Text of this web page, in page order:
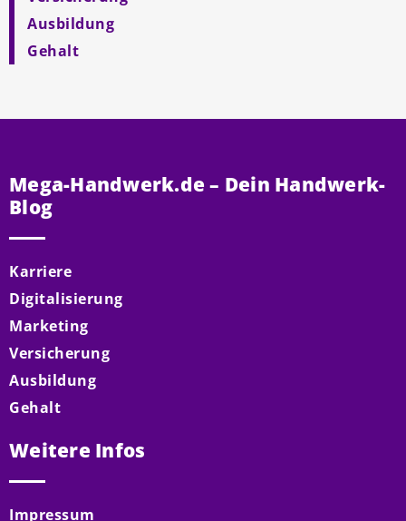
Ausbildung
Gehalt
Mega-Handwerk.de – Dein Handwerk-
Blog
Karriere
Digitalisierung
Marketing
Versicherung
Ausbildung
Gehalt
Weitere Infos
Impressum